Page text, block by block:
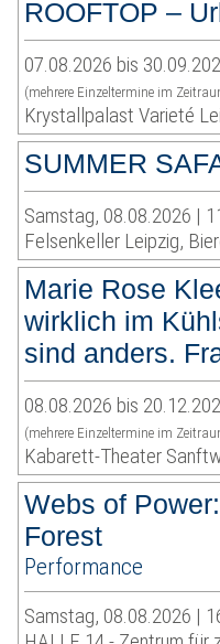
ROOFTOP –
07.08.2026 bis
(mehrere Einzeltermine im
Krystallpalast Varieté
SUMMER
Samstag, 08.08.2026 |
Felsenkeller Leipzig,
Marie Rose
wirklich im
sind anders.
08.08.2026 bis
(mehrere Einzeltermine im
Kabarett-Theater
Webs of
Forest
Performance
Samstag, 08.08.2026 |